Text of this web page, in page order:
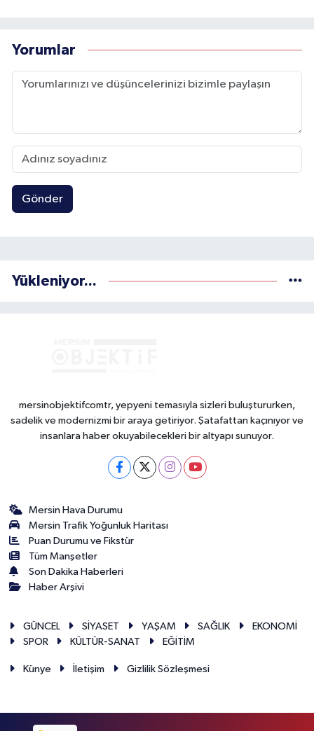
Yorumlar
Gönder
Yükleniyor...
mersinobjektifcomtr, yepyeni temasıyla sizleri buluştururken,
sadelik ve modernizmi bir araya getiriyor. Şatafattan kaçınıyor ve
insanlara haber okuyabilecekleri bir altyapı sunuyor.
Mersin Hava Durumu
Mersin Trafik Yoğunluk Haritası
Puan Durumu ve Fikstür
Tüm Manşetler
Son Dakika Haberleri
Haber Arşivi
GÜNCEL SİYASET YAŞAM SAĞLIK
EKONOMİ
SPOR
KÜLTÜR-SANAT EĞİTİM
Künye İletişim Gizlilik Sözleşmesi